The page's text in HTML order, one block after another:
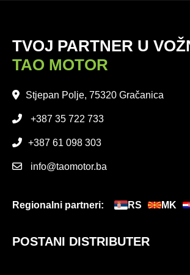
proizvoda
varijanti.
Opcije
mogu
na
stranici
TVOJ PARTNER U
TAO MOTOR
Stjepan Polje, 75320 Gračanica
+387 35 722 733
+387 61 098 303
info@taomotor.ba
Regionalni partneri: RS MK
POSTANI DISTRIBUTER